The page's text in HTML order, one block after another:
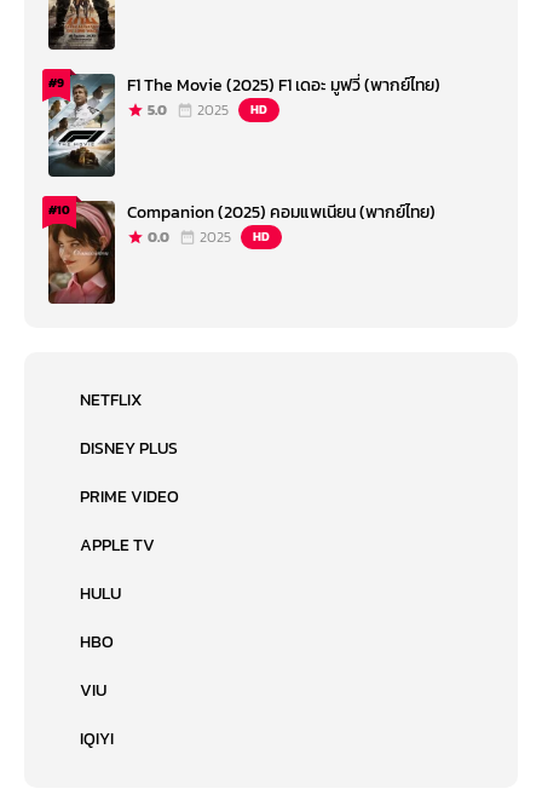
#9 F1 The Movie (2025) F1 เดอะ มูฟวี่ (พากย์ไทย)
5.0 2025 HD
#10 Companion (2025) คอมแพเนียน (พากย์ไทย)
0.0 2025 HD
NETFLIX
DISNEY PLUS
PRIME VIDEO
APPLE TV
HULU
HBO
VIU
IQIYI